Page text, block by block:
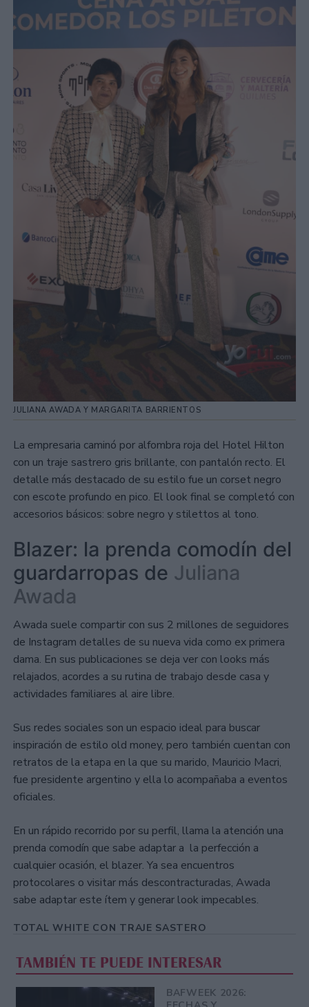
JULIANA AWADA Y MARGARITA BARRIENTOS
La empresaria caminó por alfombra roja del Hotel Hilton
con un traje sastrero gris brillante, con pantalón recto. El
detalle más destacado de su estilo fue un corset negro
con escote profundo en pico. El look final se completó con
accesorios básicos: sobre negro y stilettos al tono.
Blazer: la prenda comodín del
guardarropas de Juliana
Awada
Awada suele compartir con sus 2 millones de seguidores
de Instagram detalles de su nueva vida como ex primera
dama. En sus publicaciones se deja ver con looks más
relajados, acordes a su rutina de trabajo desde casa y
actividades familiares al aire libre.
Sus redes sociales son un espacio ideal para buscar
inspiración de estilo old money, pero también cuentan con
retratos de la etapa en la que su marido, Mauricio Macri,
fue presidente argentino y ella lo acompañaba a eventos
oficiales.
En un rápido recorrido por su perfil, llama la atención una
prenda comodín que sabe adaptar a la perfección a
cualquier ocasión, el blazer. Ya sea encuentros
protocolares o visitar más descontracturadas, Awada
sabe adaptar este ítem y generar look impecables.
TOTAL WHITE CON TRAJE SASTERO
TAMBIÉN TE PUEDE INTERESAR
BAFWEEK 2026: